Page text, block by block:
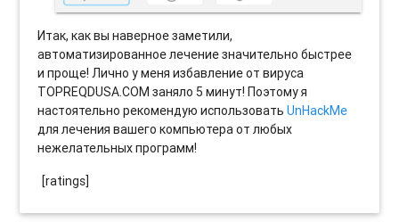
Итак, как вы наверное заметили,
автоматизированное лечение значительно быстрее
и проще! Лично у меня избавление от вируса
TOPREQDUSA.COM заняло 5 минут! Поэтому я
настоятельно рекомендую использоватьUnHackMe
для лечения вашего компьютера от любых
нежелательных программ!
[ratings]